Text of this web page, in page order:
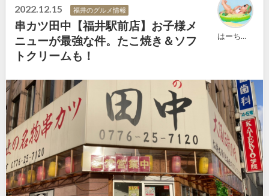
2022.12.15 福井のグルメ情報
串カツ田中【福井駅前店】お子様メ
ニューが最強な件。たこ焼き＆ソフ
トクリームも！
はーちゃん